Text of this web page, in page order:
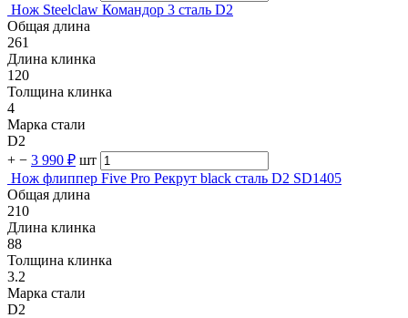
Нож Steelclaw Командор 3 сталь D2
Общая длина
261
Длина клинка
120
Толщина клинка
4
Марка стали
D2
+ − 3 990 ₽ шт
Нож флиппер Five Pro Рекрут black сталь D2 SD1405
Общая длина
210
Длина клинка
88
Толщина клинка
3.2
Марка стали
D2